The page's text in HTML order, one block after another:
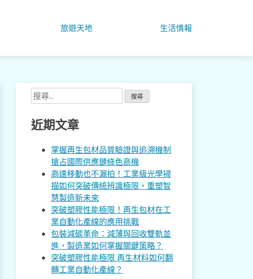
旅遊天地 生活情報
搜
尋
關
鍵
近期文章
掌握再生包材品質驗證與追溯機制
搶占國際供應鏈綠色商機
高速移動也不漏拍！工業級光學掃
描如何突破傳統辨識極限，重塑智
慧製造新未來
突破塑膠性能極限！再生包材在工
業自動化產線的應用挑戰
包裝減碳革命：減薄與回收雙軌並
進，製造業如何掌握關鍵策略？
突破塑膠性能極限 再生材料如何翻
轉工業自動化產線？